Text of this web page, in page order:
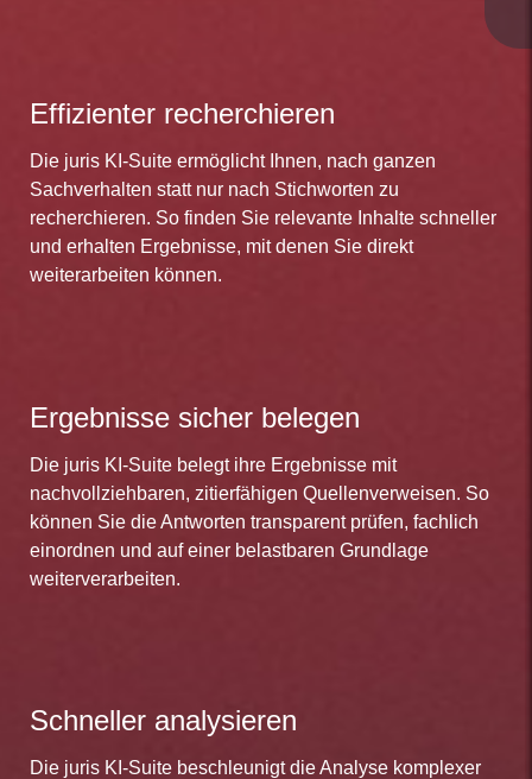
Effizienter recherchieren
Die juris KI-Suite ermöglicht Ihnen, nach ganzen
Sachverhalten statt nur nach Stichworten zu
recherchieren. So finden Sie relevante Inhalte schneller
und erhalten Ergebnisse, mit denen Sie direkt
weiterarbeiten können.
Ergebnisse sicher belegen
Die juris KI-Suite belegt ihre Ergebnisse mit
nachvollziehbaren, zitierfähigen Quellenverweisen. So
können Sie die Antworten transparent prüfen, fachlich
einordnen und auf einer belastbaren Grundlage
weiterverarbeiten.
Schneller analysieren
Die juris KI-Suite beschleunigt die Analyse komplexer